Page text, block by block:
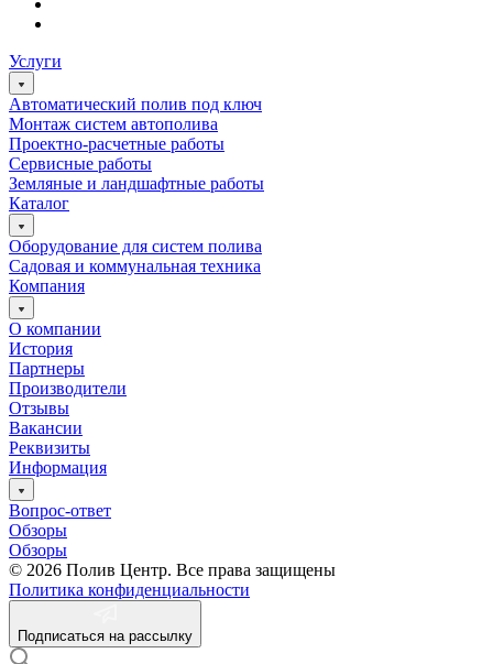
Услуги
Автоматический полив под ключ
Монтаж систем автополива
Проектно-расчетные работы
Сервисные работы
Земляные и ландшафтные работы
Каталог
Оборудование для систем полива
Садовая и коммунальная техника
Компания
О компании
История
Партнеры
Производители
Отзывы
Вакансии
Реквизиты
Информация
Вопрос-ответ
Обзоры
Обзоры
© 2026 Полив Центр. Все права защищены
Политика конфиденциальности
Подписаться на рассылку